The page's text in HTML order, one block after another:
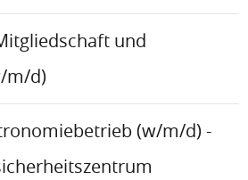
und
m/d)
(w/m/d) -